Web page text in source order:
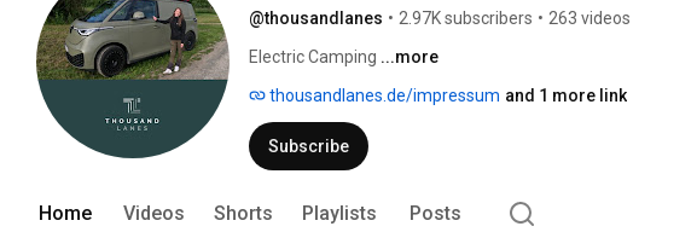
@thousandlanes • 2.97K subscribers • 263 videos
Electric Camping ...more
thousandlanes.de/impressum and 1 more link
Subscribe
Home Videos Shorts Playlists Posts